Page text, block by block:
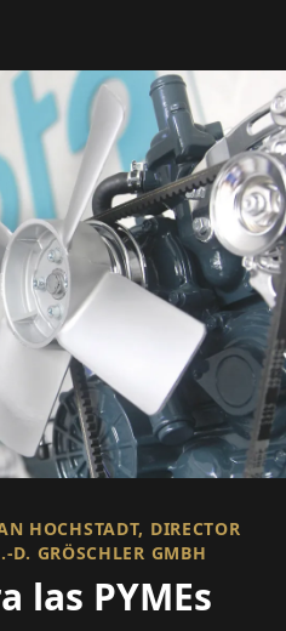
HOCHSTADT, DIRECTOR
GRÖSCHLER GMBH
las PYMEs